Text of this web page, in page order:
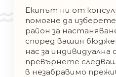
Екипът ни от
помогне да
район за
според вашия
нас за
превърнете
в незабравимо